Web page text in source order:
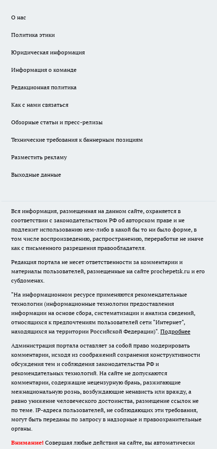
О нас
Политика этики
Юридическая информация
Информация о команде
Редакционная политика
Как с нами связаться
Обзорные статьи и пресс-релизы
Технические требования к баннерным позициям
Разместить рекламу
Выходные данные
Вся информация, размещенная на данном сайте, охраняется в
соответствии с законодательством РФ об авторском праве и не
подлежит использованию кем-либо в какой бы то ни было форме, в
том числе воспроизведению, распространению, переработке не иначе
как с письменного разрешения правообладателя.
Редакция портала не несет ответственности за комментарии и
материалы пользователей, размещенные на сайте prochepetsk.ru и его
субдоменах.
"На информационном ресурсе применяются рекомендательные
технологии (информационные технологии предоставления
информации на основе сбора, систематизации и анализа сведений,
относящихся к предпочтениям пользователей сети "Интернет",
находящихся на территории Российской Федерации)". Подробнее
Администрация портала оставляет за собой право модерировать
комментарии, исходя из соображений сохранения конструктивности
обсуждения тем и соблюдения законодательства РФ и
рекомендательных технологий. На сайте не допускаются
комментарии, содержащие нецензурную брань, разжигающие
межнациональную рознь, возбуждающие ненависть или вражду, а
равно унижение человеческого достоинства, размещение ссылок не
по теме. IP-адреса пользователей, не соблюдающих эти требования,
могут быть переданы по запросу в надзорные и правоохранительные
органы.
Внимание! Совершая любые действия на сайте, вы автоматически